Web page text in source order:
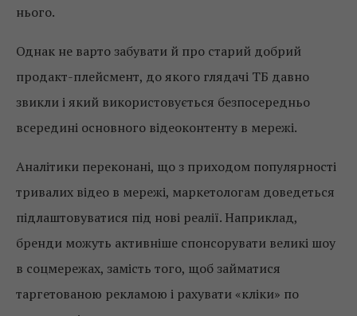
нього.
Однак не варто забувати й про старий добрий
продакт-плейсмент, до якого глядачі ТБ давно
звикли і який використовується безпосередньо
всередині основного відеоконтенту в мережі.
Аналітики переконані, що з приходом популярності
тривалих відео в мережі, маркетологам доведеться
підлаштовуватися під нові реалії. Наприклад,
бренди можуть активніше спонсорувати великі шоу
в соцмережах, замість того, щоб займатися
таргетованою рекламою і рахувати «кліки» по